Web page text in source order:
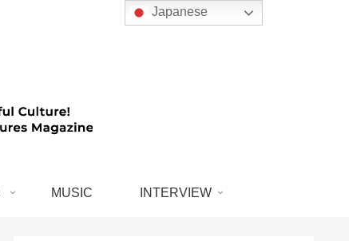
MUSIC INTERVIEW
Japanese